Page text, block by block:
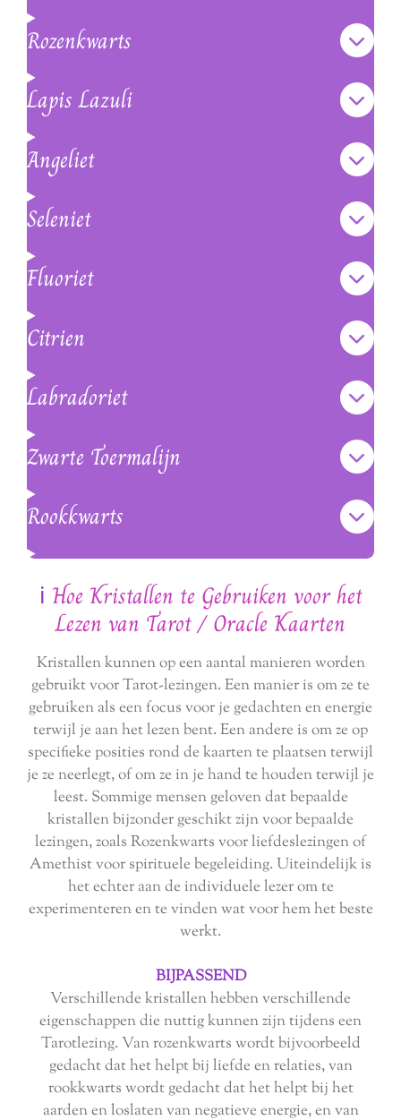
Rozenkwarts
Lapis Lazuli
Angeliet
Seleniet
Fluoriet
Citrien
Labradoriet
Zwarte Toermalijn
Rookkwarts
ℹ️ Hoe Kristallen te Gebruiken voor het
Lezen van Tarot / Oracle Kaarten
Kristallen kunnen op een aantal manieren worden
gebruikt voor Tarot-lezingen. Een manier is om ze te
gebruiken als een focus voor je gedachten en energie
terwijl je aan het lezen bent. Een andere is om ze op
specifieke posities rond de kaarten te plaatsen terwijl
je ze neerlegt, of om ze in je hand te houden terwijl je
leest. Sommige mensen geloven dat bepaalde
kristallen bijzonder geschikt zijn voor bepaalde
lezingen, zoals Rozenkwarts voor liefdeslezingen of
Amethist voor spirituele begeleiding. Uiteindelijk is
het echter aan de individuele lezer om te
experimenteren en te vinden wat voor hem het beste
werkt.
BIJPASSEND
Verschillende kristallen hebben verschillende
eigenschappen die nuttig kunnen zijn tijdens een
Tarotlezing. Van rozenkwarts wordt bijvoorbeeld
gedacht dat het helpt bij liefde en relaties, van
rookkwarts wordt gedacht dat het helpt bij het
aarden en loslaten van negatieve energie, en van